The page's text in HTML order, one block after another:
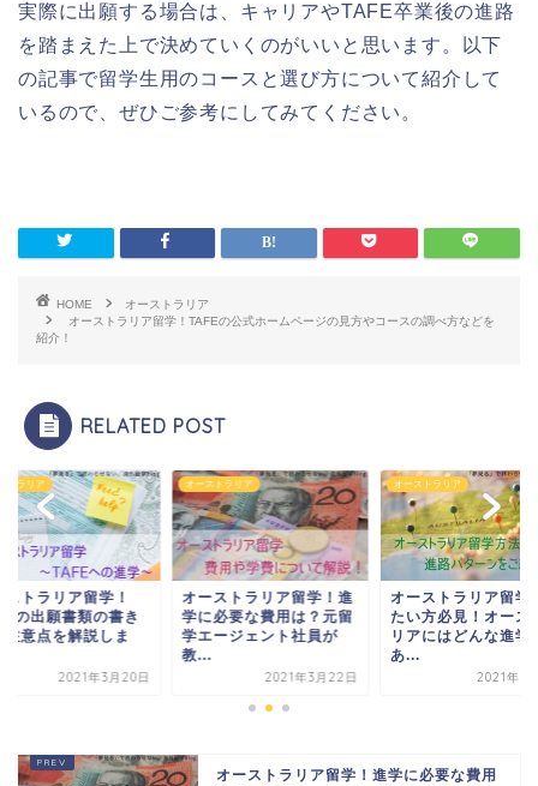
実際に出願する場合は、キャリアやTAFE卒業後の進路
を踏まえた上で決めていくのがいいと思います。以下
の記事で留学生用のコースと選び方について紹介して
いるので、ぜひご参考にしてみてください。
HOME
オーストラリア
オーストラリア留学！TAFEの公式ホームページの見方やコースの調べ方などを
紹介！
RELATED POST
トラリア
ストラリア留学！
の出願書類の書き
注意点を解説しま
2021年3月20日
オーストラリア
オーストラリア留学！進
学に必要な費用は？元留
学エージェント社員が
教...
2021年3月22日
オーストラリア
オーストラリア留学
たい方必見！オース
リアにはどんな進学
あ...
2021年3
オーストラリア留学！進学に必要な費用